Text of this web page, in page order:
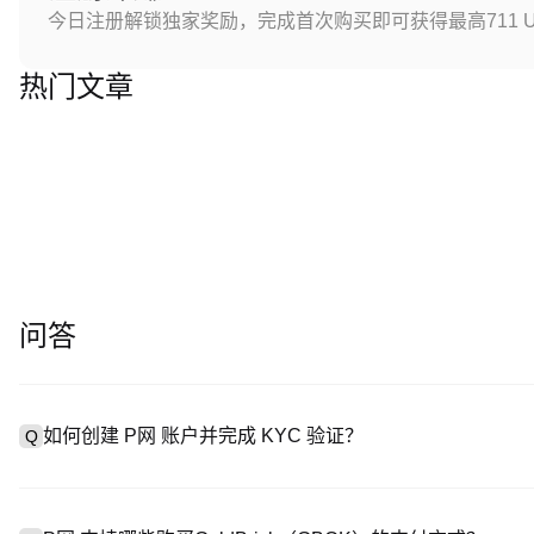
今日注册解锁独家奖励，完成首次购买即可获得最高711
热门文章
问答
Q 如何创建 P网 账户并完成 KYC 验证？